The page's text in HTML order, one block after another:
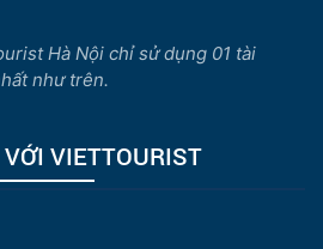
Hà Nội chỉ sử dụng 01 tài
như trên.
VIETTOURIST